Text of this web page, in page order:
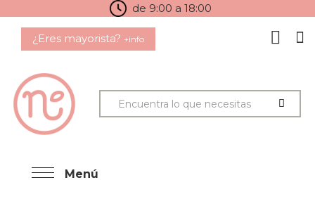
de 9:00 a 18:00
¿Eres mayorista? +info
Menú